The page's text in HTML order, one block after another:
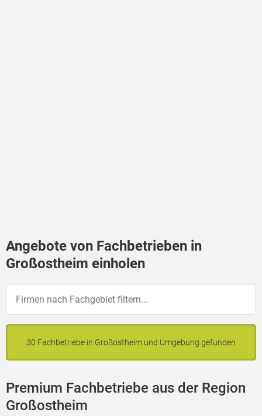
Angebote von Fachbetrieben in
Großostheim einholen
30 Fachbetriebe in Großostheim und Umgebung gefunden
Premium Fachbetriebe aus der Region
Großostheim